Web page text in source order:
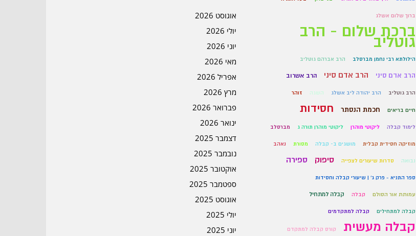
אוגוסט 2026
יולי 2026
יוני 2026
מאי 2026
אפריל 2026
מרץ 2026
פברואר 2026
ינואר 2026
דצמבר 2025
נובמבר 2025
אוקטובר 2025
ספטמבר 2025
אוגוסט 2025
יולי 2025
יוני 2025
ברוך שלום אשלג
ברכת שלום - הרב
גוטליב
הילולתא רבי נחמן מברסלב הרב אברהם גוטליב
הרב אדם סיני הרב אדם סיני הרב אשרוב
הרב גוטליב הרב יהודה ליב אשלג השגה זוהר
חיים בריאים חכמת הנסתר חסידות
לימוד קבלה ליקוטי מוהרן ליקוטי מוהרן תורה ג מברסלב
מוזיקה חסידית קבלית מושגים ב- קבלה מסורת נאהב
נבואה סדרות שיעורים לצפייה סיפוק ספירה
ספר התניא - פרק ג' | שיעורי קבלה וחסידות
עמותת אור הסולם קבלה קבלה למתחיל
קבלה למתחילים קבלה למתקדמים
קבלה מעשית קורס קבלה למתקדם